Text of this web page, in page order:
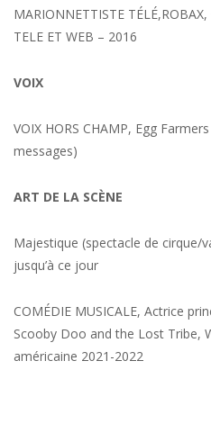
MARIONNETTISTE
TELE ET WEB – 2016
VOIX
VOIX HORS CHAMP, Egg
messages)
ART DE LA SCÈNE
Majestique (spectacle de cirque/
jusqu’à ce jour
COMÉDIE MUSICALE, Actrice
Scooby Doo and the Lost Tribe,
américaine 2021-2022